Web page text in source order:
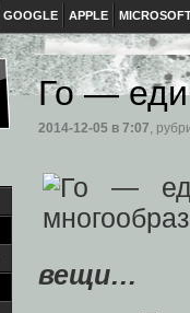
GOOGLE APPLE
Го —
2014-12-05 в 7:07,
вещи…